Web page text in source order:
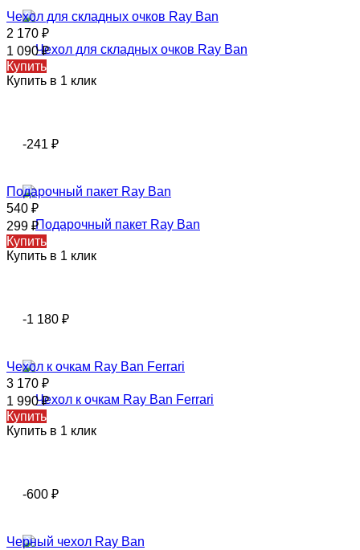
Чехол для складных очков Ray Ban
2 170 ₽
1 090₽
Купить
Купить в 1 клик
-241 ₽
Подарочный пакет Ray Ban
540 ₽
299 ₽
Купить
Купить в 1 клик
-1 180 ₽
Чехол к очкам Ray Ban Ferrari
3 170 ₽
1 990₽
Купить
Купить в 1 клик
-600 ₽
Черный чехол Ray Ban